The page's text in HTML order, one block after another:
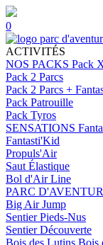
0
ACTIVITÉS
NOS PACKS Pack
Pack 2 Parcs
Pack 2 Parcs +
Pack Patrouille
Pack Tyros
SENSATIONS
Fantasti'Kid
Propuls'Air
Saut Élastique
Bol d'Air Line
PARC
Big Air Jump
Sentier Pieds-Nus
Sentier Découverte
Bois des Lutins Bois